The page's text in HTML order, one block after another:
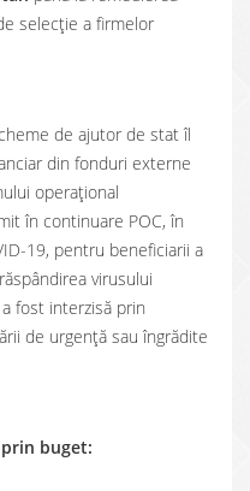
selecție a firmelor
de ajutor de stat îl
din fonduri externe
operațional
în continuare POC, în
19, pentru beneficiarii a
virusului
fost interzisă prin
de urgență sau îngrădite
buget: